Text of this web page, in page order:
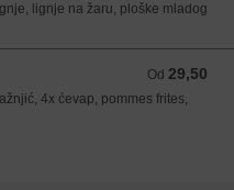
lignje na žaru, ploške mladog
Od 29,50
Od 29,50 EUR
4x ćevap, pommes frites,